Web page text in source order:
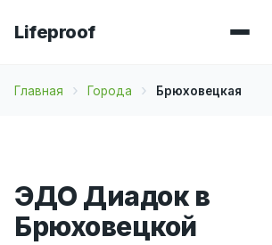
Lifeproof
Главная Города Брюховецкая
ЭДО Диадок в
Брюховецкой